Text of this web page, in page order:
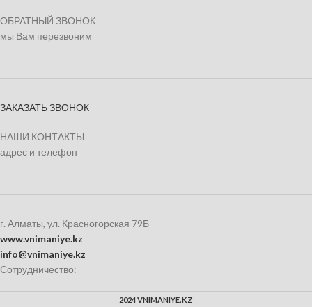
ОБРАТНЫЙ ЗВОНОК
мы Вам перезвоним
ЗАКАЗАТЬ ЗВОНОК
НАШИ КОНТАКТЫ
адрес и телефон
г. Алматы, ул. Красногорская 79Б
www.vnimaniye.kz
info@vnimaniye.kz
Сотрудничество:
2024 VNIMANIYE.KZ